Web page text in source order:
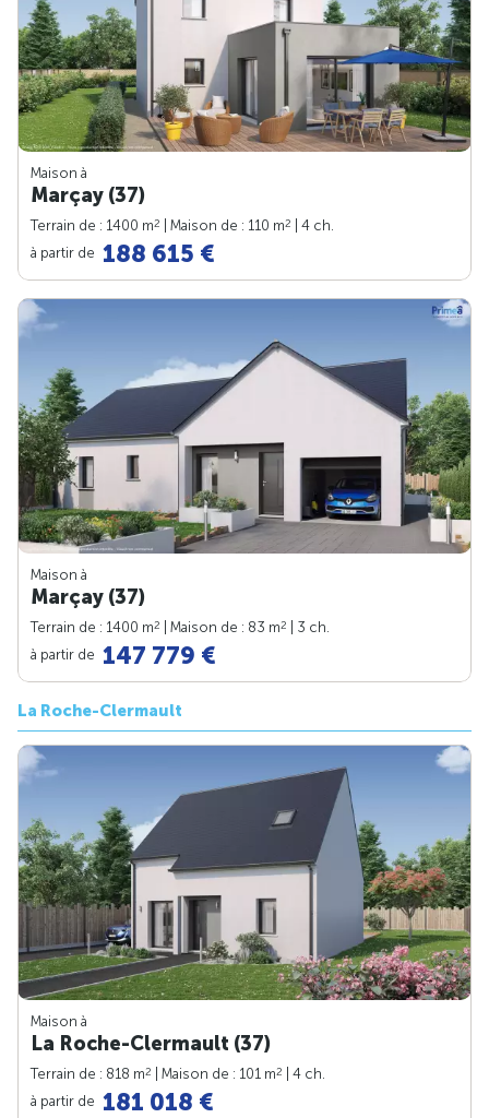
Maison à
Marçay (37)
Terrain de : 1400 m2 | Maison de : 110 m2
| 4 ch.
à partir de 188 615 €
Maison à
Marçay (37)
Terrain de : 1400 m2 | Maison de : 83 m2
| 3 ch.
à partir de 147 779 €
La Roche-Clermault
Maison à
La Roche-Clermault (37)
Terrain de : 818 m2 | Maison de : 101 m2
| 4 ch.
à partir de 181 018 €